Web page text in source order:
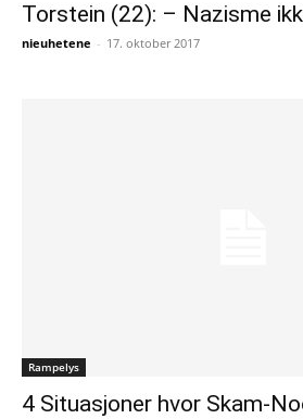
Torstein (22): – Nazisme
nieuhetene - 17. oktober 2017
Rampelys
4 Situasjoner hvor Skam-